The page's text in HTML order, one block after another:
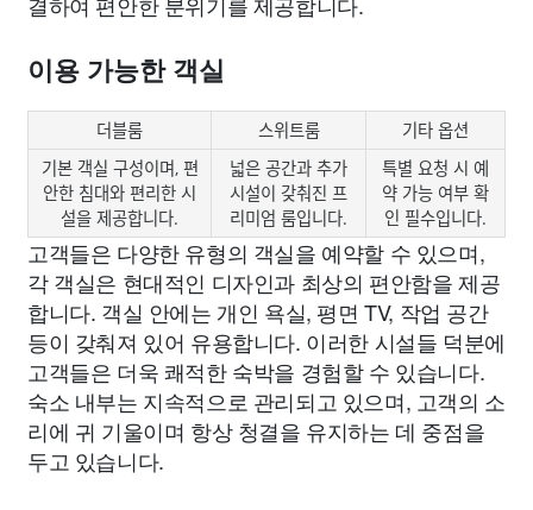
이용 가능한 객실
더블룸 스위트룸
기타 옵션
기본 객실 구성이며, 편
안한 침대와 편리한 시
설을 제공합니다.
넓은 공간과 추가
시설이 갖춰진 프
리미엄 룸입니다.
특별 요청 시 예
약 가능 여부 확
인 필수입니다.
고객들은 다양한 유형의 객실을 예약할 수 있으며,
각 객실은 현대적인 디자인과 최상의 편안함을 제공
합니다. 객실 안에는 개인 욕실, 평면 TV, 작업 공간
등이 갖춰져 있어 유용합니다. 이러한 시설들 덕분에
고객들은 더욱 쾌적한 숙박을 경험할 수 있습니다.
숙소 내부는 지속적으로 관리되고 있으며, 고객의 소
리에 귀 기울이며 항상 청결을 유지하는 데 중점을
두고 있습니다.